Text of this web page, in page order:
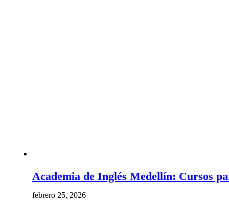
Academia de Inglés Medellín: Cursos
febrero 25, 2026